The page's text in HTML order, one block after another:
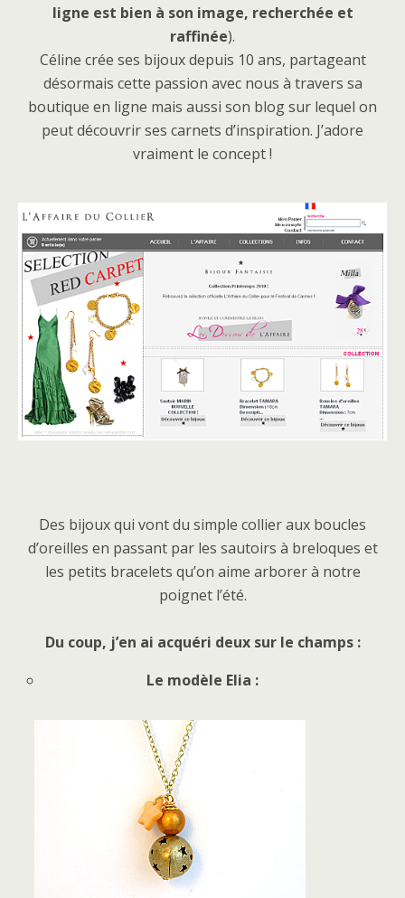
ligne est bien à son image, recherchée et
raffinée).
Céline crée ses bijoux depuis 10 ans, partageant
désormais cette passion avec nous à travers sa
boutique en ligne mais aussi son blog sur lequel on
peut découvrir ses carnets d’inspiration. J’adore
vraiment le concept !
Des bijoux qui vont du simple collier aux boucles
d’oreilles en passant par les sautoirs à breloques et
les petits bracelets qu’on aime arborer à notre
poignet l’été.
Du coup, j’en ai acquéri deux sur le champs :
Le modèle Elia :